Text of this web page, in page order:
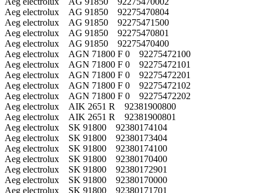
Aeg electrolux AG 91850 92275470804
Aeg electrolux AG 91850 92275471500
Aeg electrolux AG 91850 92275470801
Aeg electrolux AG 91850 92275470400
Aeg electrolux AGN 71800 F 0 92275472100
Aeg electrolux AGN 71800 F 0 92275472101
Aeg electrolux AGN 71800 F 0 92275472201
Aeg electrolux AGN 71800 F 0 92275472102
Aeg electrolux AGN 71800 F 0 92275472202
Aeg electrolux AIK 2651 R 92381900800
Aeg electrolux AIK 2651 R 92381900801
Aeg electrolux SK 91800 92380174104
Aeg electrolux SK 91800 92380173404
Aeg electrolux SK 91800 92380174100
Aeg electrolux SK 91800 92380170400
Aeg electrolux SK 91800 92380172901
Aeg electrolux SK 91800 92380170000
Aeg electrolux SK 91800 92380171701